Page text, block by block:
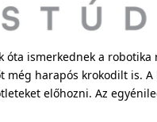
óta ismerkednek a
harapós krokodilt is. A
előhozni. Az